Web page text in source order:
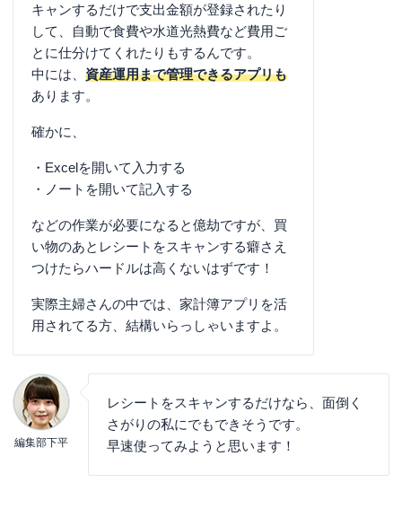
キャンするだけで支出金額が登録されたり
して、自動で食費や水道光熱費など費用ご
とに仕分けてくれたりもするんです。
中には、 資産運用まで管理できるアプリも
あります。
確かに、
・Excelを開いて入力する
・ノートを開いて記入する
などの作業が必要になると億劫ですが、買
い物のあとレシートをスキャンする癖さえ
つけたらハードルは高くないはずです！
実際主婦さんの中では、家計簿アプリを活
用されてる方、結構いらっしゃいますよ。
編集部下平
レシートをスキャンするだけなら、面倒く
さがりの私にでもできそうです。
早速使ってみようと思います！